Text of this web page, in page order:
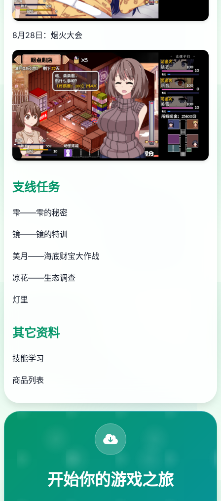
8月28日：烟火大会
支线任务
雫——雫的秘密
镜——镜的特训
美月——海底财宝大作战
凉花——生态调查
灯里
其它资料
技能学习
商品列表
开始你的游戏之旅